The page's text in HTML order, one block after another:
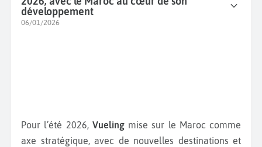
développement
06/01/2026
Pour l’été 2026, Vueling mise sur le Maroc comme
axe stratégique, avec de nouvelles destinations et